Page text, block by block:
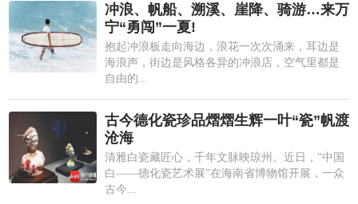
冲浪、帆船、溯溪、崖降、骑游…来万
宁“勇闯”一夏!
抱起冲浪板走向海边，浪花一次次涌来，耳边是
海浪声，街边是风格各异的冲浪店，空气里都是
自由的...
古今德化瓷珍品熠熠生辉一叶“瓷”帆渡
沧海
清雅白瓷藏匠心，千年文脉映琼州。近日，"中国
白——德化瓷艺术展"在海南省博物馆开展，一众
古今...